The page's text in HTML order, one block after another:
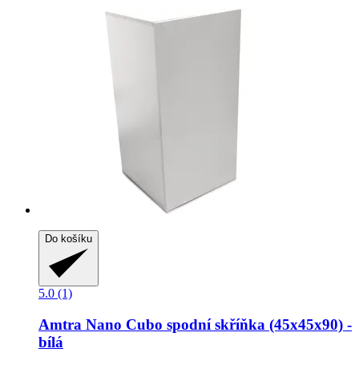
Do košíku
5.0 (1)
Amtra Nano Cubo spodní skříňka (45x45x90) -​
bílá